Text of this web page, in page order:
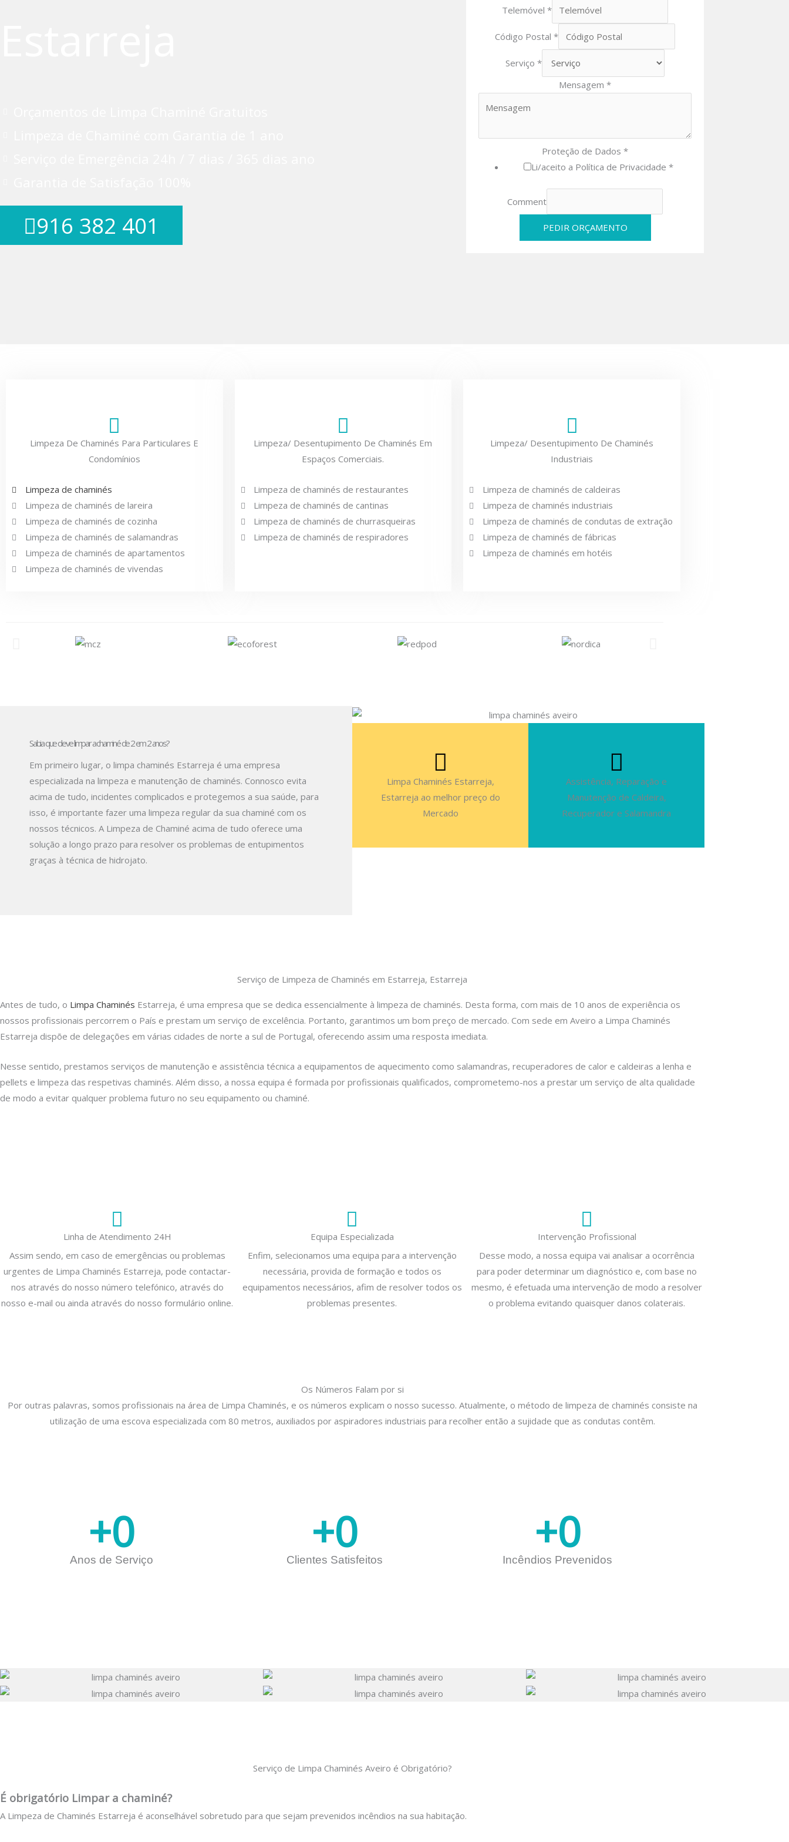
916 382 401
Telemóvel *
Código Postal*
Serviço *
Mensagem *
Proteção de Dados *
Li/aceito a Política de Privacidade *
Comment
PEDIR ORÇAMENTO
Limpeza De Chaminés Para Particulares E
Condomínios
Limpeza de chaminés
Limpeza de chaminés de lareira
Limpeza de chaminés de cozinha
Limpeza de chaminés de salamandras
Limpeza de chaminés de apartamentos
Limpeza de chaminés de vivendas
Limpeza/ Desentupimento De Chaminés Em
Espaços Comerciais.
Limpeza de chaminés de restaurantes
Limpeza de chaminés de cantinas
Limpeza de chaminés de churrasqueiras
Limpeza de chaminés de respiradores
Limpeza/ Desentupimento De Chaminés
Industriais
Limpeza de chaminés de caldeiras
Limpeza de chaminés industriais
Limpeza de chaminés de condutas de extração
Limpeza de chaminés de fábricas
Limpeza de chaminés em hotéis
Sabia que deve limpar a chaminé de 2 em 2 anos?
Em primeiro lugar, o limpa chaminés Estarreja é uma empresa
especializada na limpeza e manutenção de chaminés. Connosco evita
acima de tudo, incidentes complicados e protegemos a sua saúde, para
isso, é importante fazer uma limpeza regular da sua chaminé com os
nossos técnicos. A Limpeza de Chaminé acima de tudo oferece uma
solução a longo prazo para resolver os problemas de entupimentos
graças à técnica de hidrojato.
Limpa Chaminés Estarreja,
Estarreja ao melhor preço do
Mercado
Assistência, Reparação e
Manutenção de Caldeira,
Recuperador e Salamandra
Serviço de Limpeza de Chaminés em Estarreja, Estarreja
Antes de tudo, o Limpa Chaminés Estarreja, é uma empresa que se dedica essencialmente à limpeza de chaminés. Desta forma, com mais de 10 anos de experiência os
nossos profissionais percorrem o País e prestam um serviço de excelência. Portanto, garantimos um bom preço de mercado. Com sede em Aveiro a Limpa Chaminés
Estarreja dispõe de delegações em várias cidades de norte a sul de Portugal, oferecendo assim uma resposta imediata.
Nesse sentido, prestamos serviços de manutenção e assistência técnica a equipamentos de aquecimento como salamandras, recuperadores de calor e caldeiras a lenha e
pellets e limpeza das respetivas chaminés. Além disso, a nossa equipa é formada por profissionais qualificados, comprometemo-nos a prestar um serviço de alta qualidade
de modo a evitar qualquer problema futuro no seu equipamento ou chaminé.
Linha de Atendimento 24H
Assim sendo, em caso de emergências ou problemas
urgentes de Limpa Chaminés Estarreja, pode contactar-
nos através do nosso número telefónico, através do
nosso e-mail ou ainda através do nosso formulário online.
Equipa Especializada
Enfim, selecionamos uma equipa para a intervenção
necessária, provida de formação e todos os
equipamentos necessários, afim de resolver todos os
problemas presentes.
Intervenção Profissional
Desse modo, a nossa equipa vai analisar a ocorrência
para poder determinar um diagnóstico e, com base no
mesmo, é efetuada uma intervenção de modo a resolver
o problema evitando quaisquer danos colaterais.
Os Números Falam por si
Por outras palavras, somos profissionais na área de Limpa Chaminés, e os números explicam o nosso sucesso. Atualmente, o método de limpeza de chaminés consiste na
utilização de uma escova especializada com 80 metros, auxiliados por aspiradores industriais para recolher então a sujidade que as condutas contêm.
Anos de Serviço
+0
Clientes Satisfeitos
+0
Incêndios Prevenidos
+0
Serviço de Limpa Chaminés Aveiro é Obrigatório?
É obrigatório Limpar a chaminé?
A Limpeza de Chaminés Estarreja é aconselhável sobretudo para que sejam prevenidos incêndios na sua habitação.